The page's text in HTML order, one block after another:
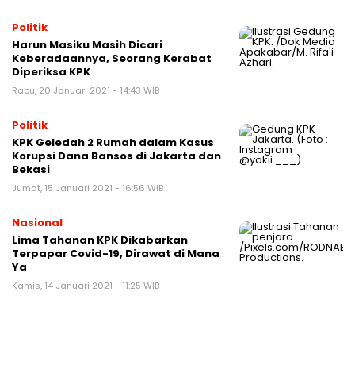
Politik
Harun Masiku Masih Dicari
Keberadaannya, Seorang Kerabat
Diperiksa KPK
Rabu, 20 Januari 2021 - 14:43 WIB
Politik
KPK Geledah 2 Rumah dalam Kasus
Korupsi Dana Bansos di Jakarta dan
Bekasi
Jumat, 15 Januari 2021 - 16:56 WIB
Nasional
Lima Tahanan KPK Dikabarkan
Terpapar Covid-19, Dirawat di Mana
Ya
Kamis, 14 Januari 2021 - 11:25 WIB